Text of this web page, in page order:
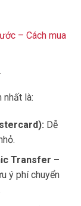
– Cách mua
nhất là:
Dễ
Transfer –
ý phí chuyển